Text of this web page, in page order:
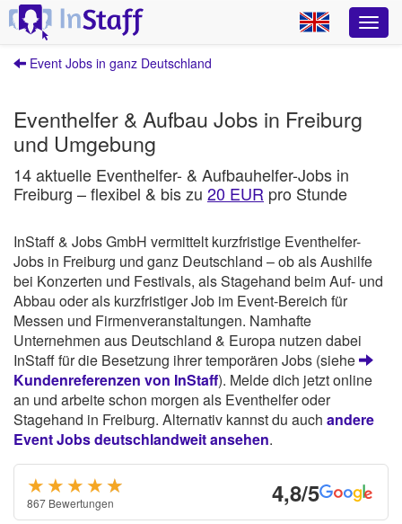
Event Jobs in ganz Deutschland
Eventhelfer & Aufbau Jobs in Freiburg
und Umgebung
14 aktuelle Eventhelfer- & Aufbauhelfer-Jobs in
Freiburg – flexibel & bis zu 20 EUR pro Stunde
InStaff & Jobs GmbH vermittelt kurzfristige Eventhelfer-
Jobs in Freiburg und ganz Deutschland – ob als Aushilfe
bei Konzerten und Festivals, als Stagehand beim Auf- und
Abbau oder als kurzfristiger Job im Event-Bereich für
Messen und Firmenveranstaltungen. Namhafte
Unternehmen aus Deutschland & Europa nutzen dabei
InStaff für die Besetzung ihrer temporären Jobs (siehe
Kundenreferenzen von InStaff). Melde dich jetzt online
an und arbeite schon morgen als Eventhelfer oder
Stagehand in Freiburg. Alternativ kannst du auch andere
Event Jobs deutschlandweit ansehen.
★★★★★
★
867 Bewertungen 4,8/5